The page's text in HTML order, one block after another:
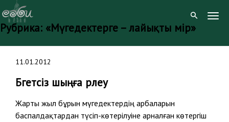
Рубрика: «Мүгедектерге – лайықты өмір»
11.01.2012
Бөгетсіз шыңға өрлеу
Жарты жыл бұрын мүгедектердің арбаларын
баспалдақтардан түсіп-көтерілуіне арналған көтергіш